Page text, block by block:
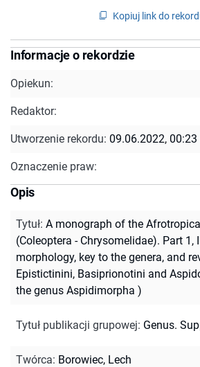
Kopiuj link do
Informacje o rekordzie
Opiekun:
Redaktor:
Utworzenie rekordu: 09.06.2022, 00:23
Oznaczenie praw:
Opis
Tytuł: A monograph of the
(Coleoptera - Chrysomelidae). Part 1,
morphology, key to the genera, and
Epistictinini, Basiprionotini and
the genus Aspidimorpha )
Tytuł publikacji grupowej: Genus.
Twórca: Borowiec, Lech